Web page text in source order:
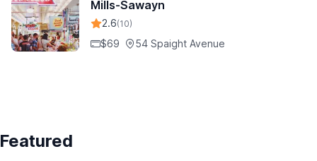
Mills-Sawayn
2.6(10)
$69 54 Spaight Avenue
Featured